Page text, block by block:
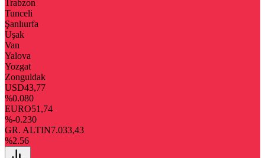
Trabzon
Tunceli
Şanlıurfa
Uşak
Van
Yalova
Yozgat
Zonguldak
USD43,77
%0.080
EURO51,74
%-0.230
GR. ALTIN7.033,43
%2.56